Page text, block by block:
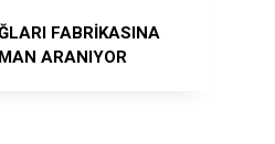
FABRİKASINA
ARANIYOR